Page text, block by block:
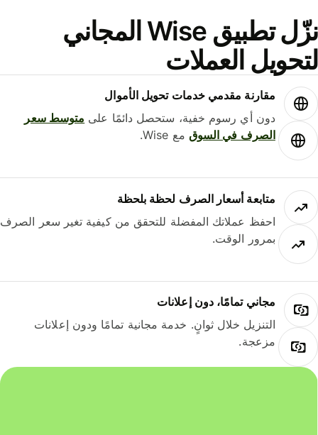
نزّل تطبيق Wise المجاني
العملات
مقارنة مقدمي خدمات تحويل الأموال
دون أي رسوم خفية، ستحصل دائمًا علىمتوسط ​​سعر
الصرف في السوقمع Wise.
متابعة أسعار الصرف لحظة بلحظة
احفظ عملاتك المفضلة للتحقق من كيفية تغير سعر الصرف
بمرور الوقت.
مجاني تمامًا، دون إعلانات
التنزيل خلال ثوانٍ. خدمة مجانية تمامًا ودون إعلانات
مزعجة.